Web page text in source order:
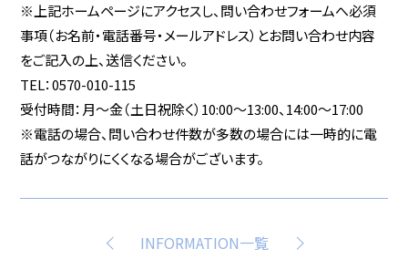
※上記ホームページにアクセスし、問い合わせフォームへ必須
事項（お名前・電話番号・メールアドレス）とお問い合わせ内容
をご記入の上、送信ください。
TEL：0570-010-115
受付時間：月～金（土日祝除く）10:00～13:00、14:00～17:00
※電話の場合、問い合わせ件数が多数の場合には一時的に電
話がつながりにくくなる場合がございます。
INFORMATION一覧